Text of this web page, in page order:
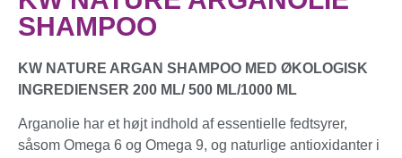
SHAMPOO
KW NATURE ARGAN SHAMPOO MED ØKOLOGISK
INGREDIENSER 200 ML/ 500 ML/1000 ML
Arganolie har et højt indhold af essentielle fedtsyrer,
såsom Omega 6 og Omega 9, og naturlige antioxidanter i